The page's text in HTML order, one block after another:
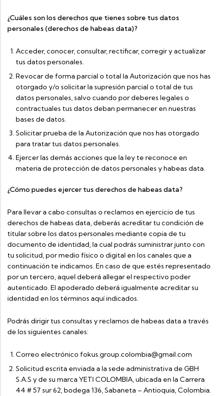
¿Cuáles son los derechos que tienes sobre tus datos
personales (derechos de habeas data)?
Acceder, conocer, consultar, rectificar, corregir y actualizar
tus datos personales.
Revocar de forma parcial o total la Autorización que nos has
otorgado y/o solicitar la supresión parcial o total de tus
datos personales, salvo cuando por deberes legales o
contractuales tus datos deban permanecer en nuestras
bases de datos.
Solicitar prueba de la Autorización que nos has otorgado
para tratar tus datos personales.
Ejercer las demás acciones que la ley te reconoce en
materia de protección de datos personales y habeas data.
¿Cómo puedes ejercer tus derechos de habeas data?
Para llevar a cabo consultas o reclamos en ejercicio de tus
derechos de habeas data, deberás acreditar tu condición de
titular sobre los datos personales mediante copia de tu
documento de identidad, la cual podrás suministrar junto con
tu solicitud, por medio físico o digital en los canales que a
continuación te indicamos. En caso de que estés representado
por un tercero, aquel deberá allegar el respectivo poder
autenticado. El apoderado deberá igualmente acreditar su
identidad en los términos aquí indicados.
Podrás dirigir tus consultas y reclamos de habeas data a través
de los siguientes canales:
Correo electrónico fokus.group.colombia@gmail.com
Solicitud escrita enviada a la sede administrativa de GBH
S.A.S y de su marca YETI COLOMBIA, ubicada en la Carrera
44 # 57 sur 62, bodega 136, Sabaneta – Antioquia, Colombia.